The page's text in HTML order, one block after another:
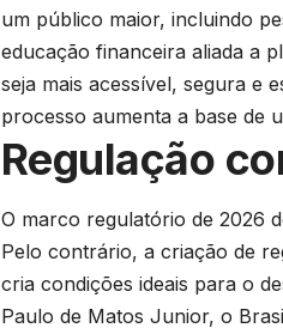
um público maior, incluindo
educação financeira aliada a
seja mais acessível, segura e
processo aumenta a base de
Regulação
O marco regulatório de 2026
Pelo contrário, a criação de
cria condições ideais para o
Paulo de Matos Junior, o